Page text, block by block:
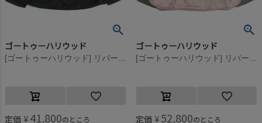
ゴートゥーハリウッド
[ゴートゥーハリウッド] リバーシブル パイロット リメイク JK 2BK黒
定価 ¥ 41,800のところ
ゴートゥーハリウッド
[ゴートゥーハリウッド] リバーシブル パイロット リメイク JK 9KHカーキ
定価 ¥ 52,800のところ